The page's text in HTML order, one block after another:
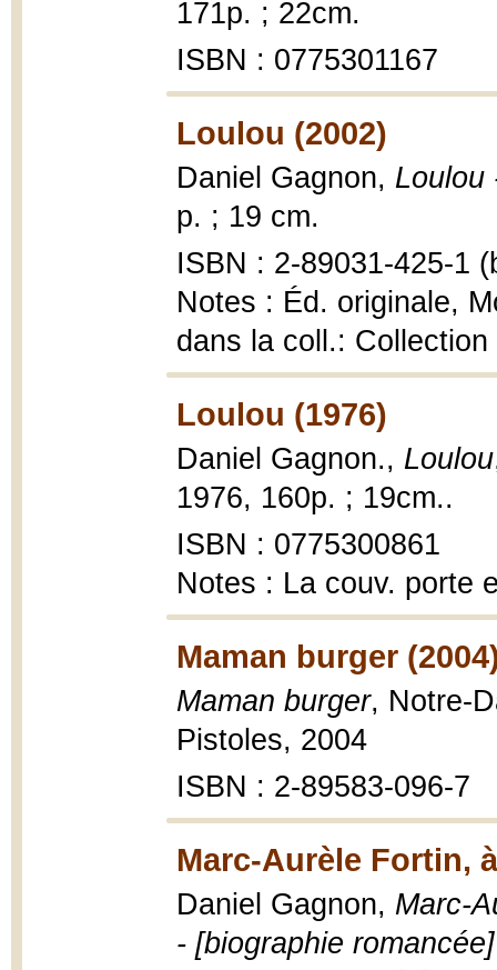
171p. ; 22cm.
ISBN : 0775301167
Loulou (2002)
Daniel Gagnon, Loulou
p. ; 19 cm.
ISBN : 2-89031-425-1
Notes : Éd. originale,
dans la coll.: Collection
Loulou (1976)
Daniel Gagnon., Loulou
1976, 160p. ; 19cm..
ISBN : 0775300861
Notes : La couv. porte
Maman burger
Maman burger, Notre-
Pistoles, 2004
ISBN : 2-89583-096-7
Marc-Aurèle Fortin,
Daniel Gagnon, Marc-
- [biographie romancée]